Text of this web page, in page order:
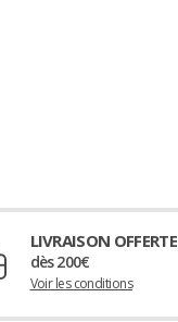
LIVRAISON OFFERTE
dès 200€
Voir les conditions